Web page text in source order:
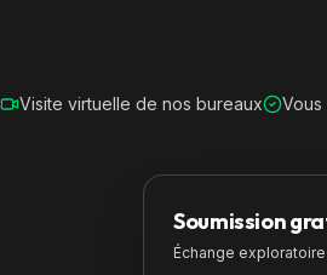
Visite virtuelle de nos bureaux
Soumission
Échange